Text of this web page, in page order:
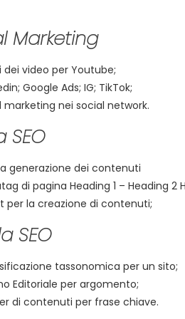
Marketing
dei video per Youtube;
Google Ads; IG; TikTok;
marketing nei social network.
SEO
generazione dei contenuti
di pagina Heading 1 – Heading
per la creazione di contenuti;
SEO
tassonomica per un sito;
Editoriale per argomento;
di contenuti per frase chiave.